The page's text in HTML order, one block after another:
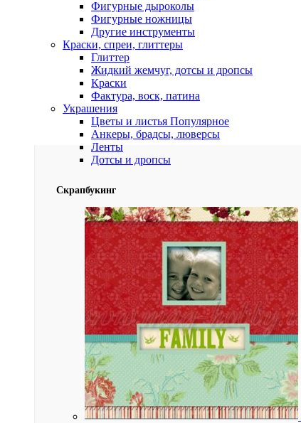
Фигурные дыроколы
Фигурные ножницы
Другие инструменты
Краски, спреи, глиттеры
Глиттер
Жидкий жемчуг, дотсы и дропсы
Краски
Фактура, воск, патина
Украшения
Цветы и листья Популярное
Анкеры, брадсы, люверсы
Ленты
Дотсы и дропсы
Скрапбукинг